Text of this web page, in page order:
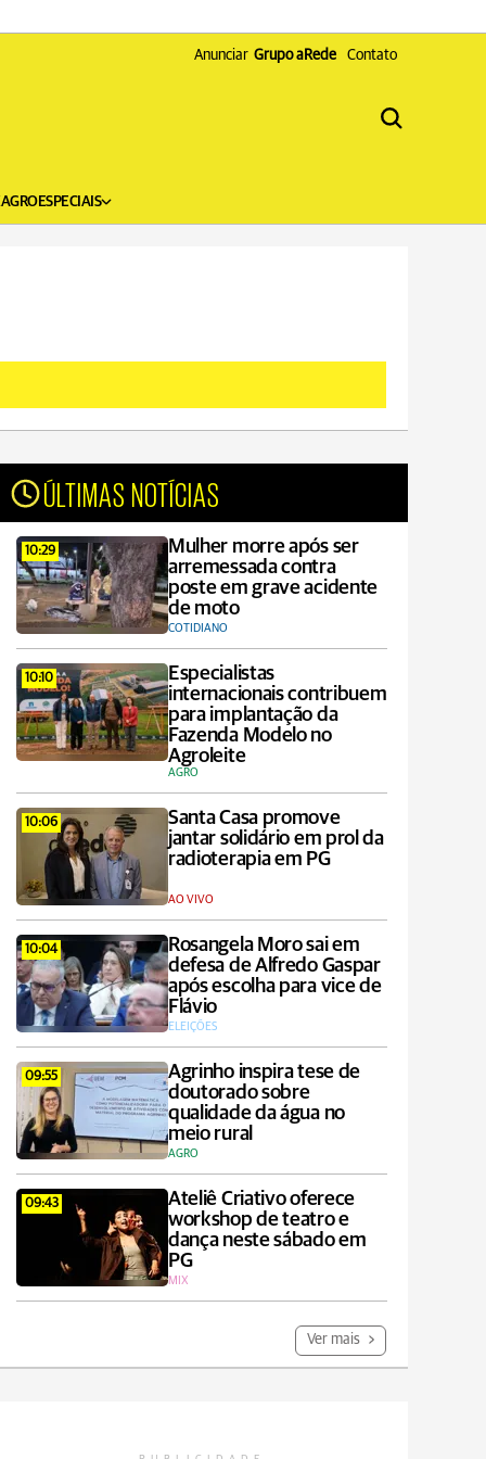
Anunciar Grupo aRede Contato
AGROESPECIAIS
ÚLTIMAS NOTÍCIAS
10:29
Mulher morre após ser
arremessada contra
poste em grave acidente
de moto
COTIDIANO
10:10
Especialistas
internacionais contribuem
para implantação da
Fazenda Modelo no
Agroleite
AGRO
10:06
Santa Casa promove
jantar solidário em prol da
radioterapia em PG
AO VIVO
10:04
Rosangela Moro sai em
defesa de Alfredo Gaspar
após escolha para vice de
Flávio
ELEIÇÕES
09:55
Agrinho inspira tese de
doutorado sobre
qualidade da água no
meio rural
AGRO
09:43
Ateliê Criativo oferece
workshop de teatro e
dança neste sábado em
PG
MIX
Ver mais